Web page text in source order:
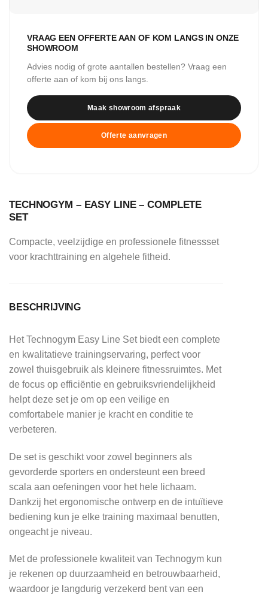
VRAAG EEN OFFERTE AAN OF KOM LANGS IN ONZE
SHOWROOM
Advies nodig of grote aantallen bestellen? Vraag een
offerte aan of kom bij ons langs.
Maak showroom afspraak
Offerte aanvragen
TECHNOGYM – EASY LINE – COMPLETE
SET
Compacte, veelzijdige en professionele fitnessset
voor krachttraining en algehele fitheid.
BESCHRIJVING
Het Technogym Easy Line Set biedt een complete
en kwalitatieve trainingservaring, perfect voor
zowel thuisgebruik als kleinere fitnessruimtes. Met
de focus op efficiëntie en gebruiksvriendelijkheid
helpt deze set je om op een veilige en
comfortabele manier je kracht en conditie te
verbeteren.
De set is geschikt voor zowel beginners als
gevorderde sporters en ondersteunt een breed
scala aan oefeningen voor het hele lichaam.
Dankzij het ergonomische ontwerp en de intuïtieve
bediening kun je elke training maximaal benutten,
ongeacht je niveau.
Met de professionele kwaliteit van Technogym kun
je rekenen op duurzaamheid en betrouwbaarheid,
waardoor je langdurig verzekerd bent van een